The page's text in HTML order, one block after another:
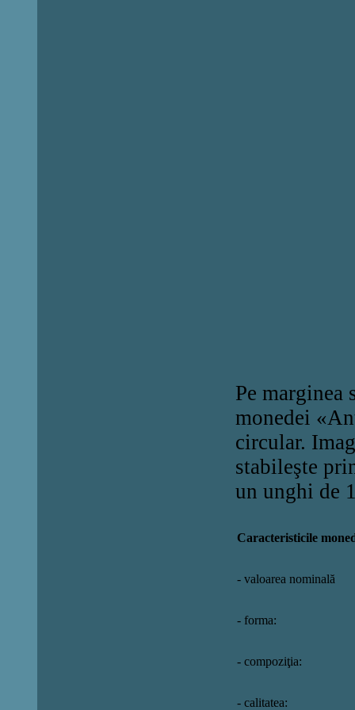
Pe marginea
monedei
circular.
stabileşte
un unghi de
Caracteristicile
- valoarea nominală
- forma:
- compoziţia:
- calitatea: